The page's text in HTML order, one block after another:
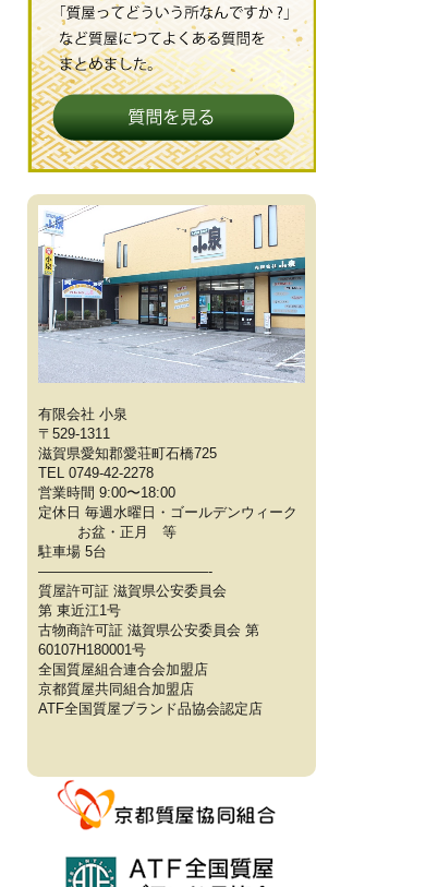
有限会社 小泉
〒529-1311
滋賀県愛知郡愛荘町石橋725
TEL 0749-42-2278
営業時間 9:00〜18:00
定休日 毎週水曜日・ゴールデンウィーク
お盆・正月 等
駐車場 5台
————————————-
質屋許可証 滋賀県公安委員会
第 東近江1号
古物商許可証 滋賀県公安委員会 第
60107H180001号
全国質屋組合連合会加盟店
京都質屋共同組合加盟店
ATF全国質屋ブランド品協会認定店